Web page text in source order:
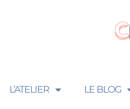
L’ATELIER LE BLOG